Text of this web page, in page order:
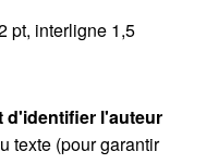
pt, interligne 1,5
d'identifier l'auteur
texte (pour garantir